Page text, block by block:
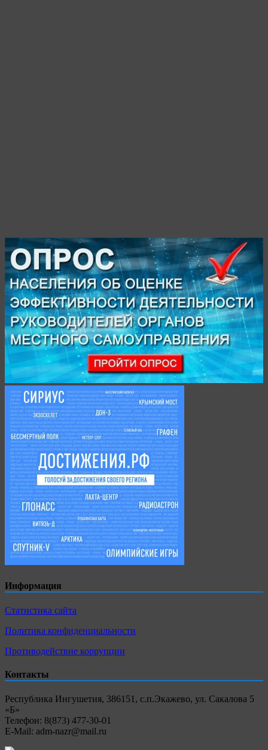
Информация
Статистика сайта
Политика конфиденциальности
Противодействие коррупции
Контакты
Республика Ингушетия, 386151, с.п.Экажево, ул. Сакалова 5
«Б»
Телефон: 8(873) 477-30-01
E-Mail: adm-nazr@mail.ru